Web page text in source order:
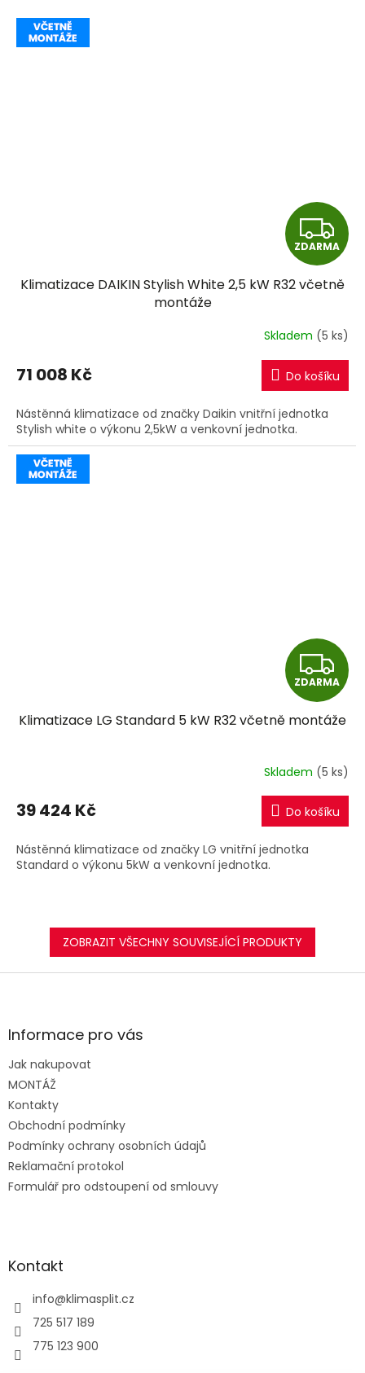
Z
D
A
R
M
A
ZDARMA
Klimatizace DAIKIN Stylish White 2,5 kW R32 včetně
montáže
Skladem (5 ks)
71 008 Kč Do košíku
Nástěnná klimatizace od značky Daikin vnitřní jednotka
Stylish white o výkonu 2,5kW a venkovní jednotka.
Z
D
A
R
M
A
ZDARMA
Klimatizace LG Standard 5 kW R32 včetně montáže
Skladem (5 ks)
39 424 Kč Do košíku
Nástěnná klimatizace od značky LG vnitřní jednotka
Standard o výkonu 5kW a venkovní jednotka.
ZOBRAZIT VŠECHNY SOUVISEJÍCÍ PRODUKTY
Z
aInformace pro vás
Jak nakupovat
MONTÁŽ
Kontakty
Obchodní podmínky
Podmínky ochrany osobních údajů
Reklamační protokol
Formulář pro odstoupení od smlouvy
Kontakt
info@klimasplit.cz
725 517 189
775 123 900